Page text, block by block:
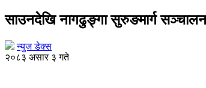
साउनदेखि नागढुङ्गा सुरुङमार्ग
न्युज डेक्स
२०८३ असार ३ गते